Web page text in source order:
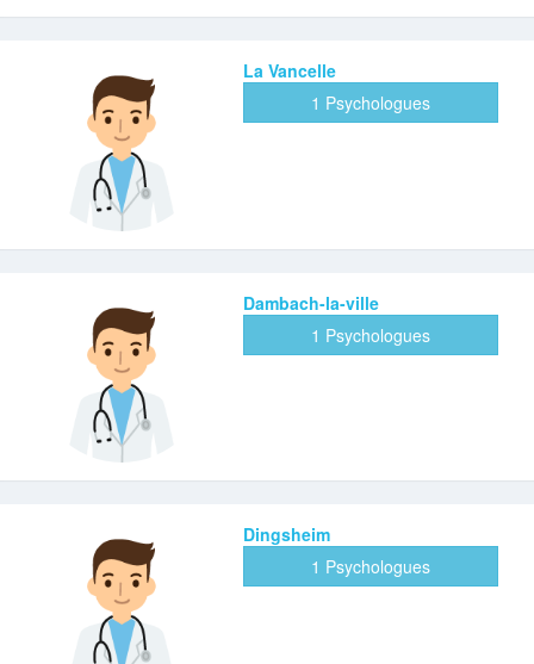
La Vancelle
1 Psychologues
Dambach-la-ville
1 Psychologues
Dingsheim
1 Psychologues